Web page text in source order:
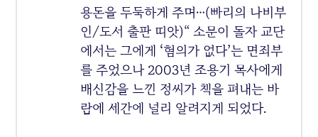
용돈을 두둑하게 주며…(빠리의 나비부
인/도서 출판 띠앗)“ 소문이 돌자 교단
에서는 그에게 ‘혐의가 없다’는 면죄부
를 주었으나 2003년 조용기 목사에게
배신감을 느낀 정씨가 책을 펴내는 바
람에 세간에 널리 알려지게 되었다.